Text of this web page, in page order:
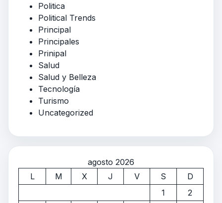
Politica
Political Trends
Principal
Principales
Prinipal
Salud
Salud y Belleza
Tecnología
Turismo
Uncategorized
agosto 2026
L
M X J V S
D
1
2